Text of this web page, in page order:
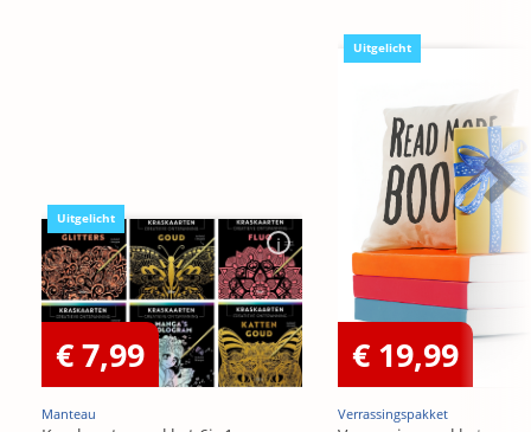
Uitgelicht
€ 7,99
Manteau
Uitgelicht
€ 19,99
Verrassingspakket